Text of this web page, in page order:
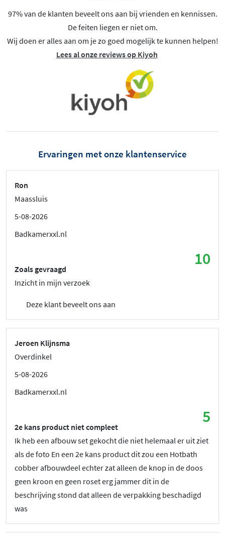
97% van de klanten beveelt ons aan bij vrienden en kennissen.
De feiten liegen er niet om.
Wij doen er alles aan om je zo goed mogelijk te kunnen helpen!
Lees al onze reviews op Kiyoh
Ervaringen met onze klantenservice
Ron
Maassluis
5-08-2026
Badkamerxxl.nl
10
Zoals gevraagd
Inzicht in mijn verzoek
Deze klant beveelt ons aan
Jeroen Klijnsma
Overdinkel
5-08-2026
Badkamerxxl.nl
5
2e kans product niet compleet
Ik heb een afbouw set gekocht die niet helemaal er uit ziet
als de foto En een 2e kans product dit zou een Hotbath
cobber afbouwdeel echter zat alleen de knop in de doos
geen kroon en geen roset erg jammer dit in de
beschrijving stond dat alleen de verpakking beschadigd
was